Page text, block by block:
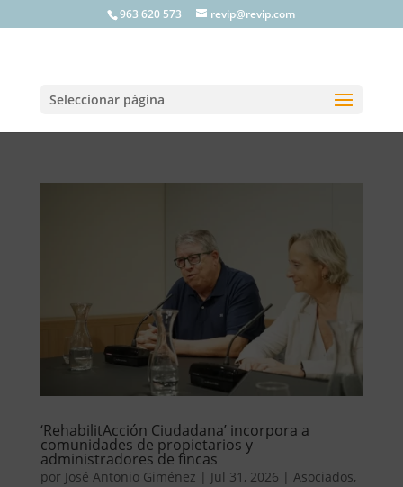
963 620 573 revip@revip.com
Seleccionar página
‘RehabilitAcción Ciudadana’ incorpora a
comunidades de propietarios y
administradores de fincas
por José Antonio Giménez | Jul 31, 2026 | Asociados,